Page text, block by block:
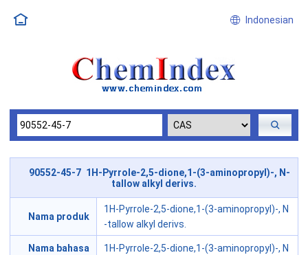
Indonesian
90552-45-7 1H-Pyrrole-2,5-dione,1-(3-aminopropyl)-, N-
tallow alkyl derivs.
Nama produk
1H-Pyrrole-2,5-dione,1-(3-aminopropyl)-, N
-tallow alkyl derivs.
Nama bahasa
1H-Pyrrole-2,5-dione,1-(3-aminopropyl)-, N